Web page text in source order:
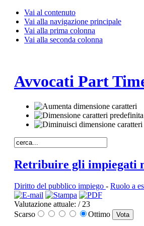
Vai al contenuto
Vai alla navigazione principale
Vai alla prima colonna
Vai alla seconda colonna
Avvocati Part
Retribuire gli impiegati
Diritto del pubblico impiego - Ruolo a
Valutazione attuale: / 23
Scarso
Ottimo